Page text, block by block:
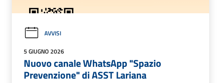
AVVISI
5 GIUGNO 2026
Nuovo canale WhatsApp "Spazio
Prevenzione" di ASST Lariana